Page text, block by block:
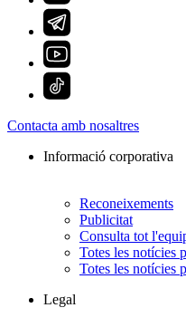
Contacta amb nosaltres
Informació corporativa
Reconeixements
Publicitat
Consulta tot
Totes les notícies
Totes les notícies
Legal